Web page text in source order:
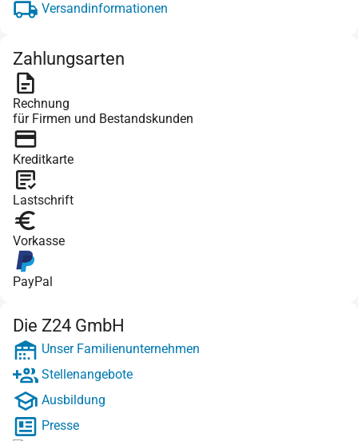
Versandinformationen
Zahlungsarten
Rechnung
für Firmen und Bestandskunden
Kreditkarte
Lastschrift
Vorkasse
PayPal
Die Z24 GmbH
Unser Familienunternehmen
Stellenangebote
Ausbildung
Presse